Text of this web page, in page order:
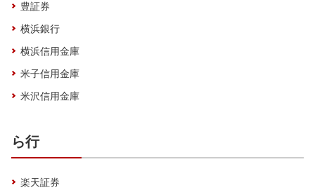
豊証券
横浜銀行
横浜信用金庫
米子信用金庫
米沢信用金庫
ら行
楽天証券